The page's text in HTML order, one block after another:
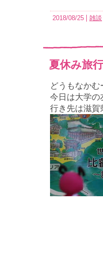
2018/08/25 雑談
夏休み旅
どうもなかむ
今日は大学の
行き先は滋賀